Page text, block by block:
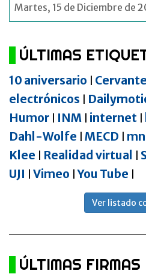
Martes, 15 de Diciembre de
ÚLTIMAS
10 aniversario
electrónicos
Humor INM internet
Dahl-Wolfe MECD
Klee
Realidad virtual
UJI Vimeo |You Tube
Ver listado
ÚLTIMAS FIRMAS